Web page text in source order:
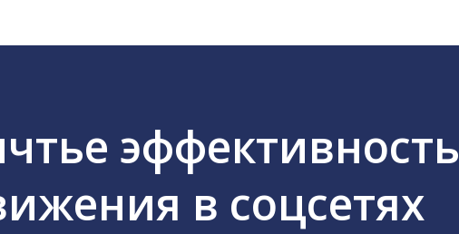
эффективность
в соцсетях